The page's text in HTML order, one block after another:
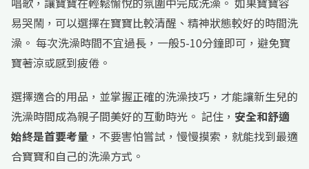
易哭鬧，可以選擇在寶寶比較清醒、精神狀態較好的時間洗
澡。 每次洗澡時間不宜過長，一般5-10分鐘即可，避免寶
寶著涼或感到疲倦。
選擇適合的用品，並掌握正確的洗澡技巧，才能讓新生兒的
洗澡時間成為親子間美好的互動時光。 記住， 安全和舒適
始終是首要考量 ，不要害怕嘗試，慢慢摸索，就能找到最適
合寶寶和自己的洗澡方式。